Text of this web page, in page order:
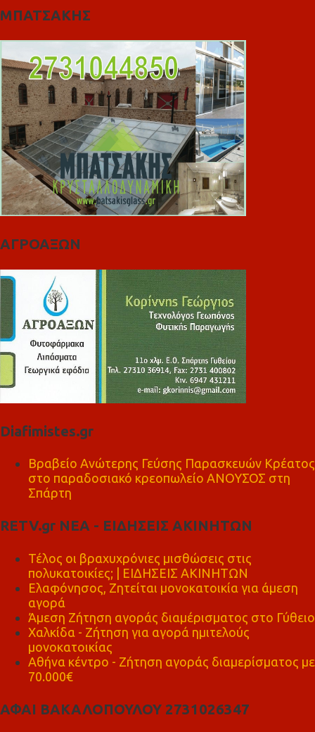
ΜΠΑΤΣΑΚΗΣ
ΑΓΡΟΑΞΩΝ
Diafimistes.gr
Βραβείο Ανώτερης Γεύσης Παρασκευών Κρέατος
στο παραδοσιακό κρεοπωλείο ΑΝΟΥΣΟΣ στη
Σπάρτη
RETV.gr ΝΕΑ - ΕΙΔΗΣΕΙΣ ΑΚΙΝΗΤΩΝ
Τέλος οι βραχυχρόνιες μισθώσεις στις
πολυκατοικίες; | ΕΙΔΗΣΕΙΣ ΑΚΙΝΗΤΩΝ
Ελαφόνησος, Ζητείται μονοκατοικία για άμεση
αγορά
Άμεση Ζήτηση αγοράς διαμέρισματος στο Γύθειο
Χαλκίδα - Ζήτηση για αγορά ημιτελούς
μονοκατοικίας
Αθήνα κέντρο - Ζήτηση αγοράς διαμερίσματος με
70.000€
ΑΦΑΙ ΒΑΚΑΛΟΠΟΥΛΟΥ 2731026347